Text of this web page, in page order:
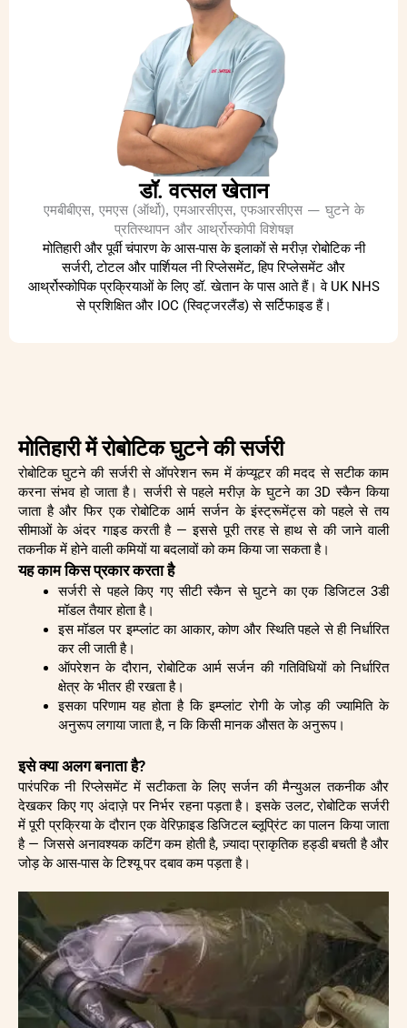
डॉ. वत्सल खेतान
एमबीबीएस, एमएस (ऑर्थो), एमआरसीएस, एफआरसीएस — घुटने के
प्रतिस्थापन और आर्थ्रोस्कोपी विशेषज्ञ
मोतिहारी और पूर्वी चंपारण के आस-पास के इलाकों से मरीज़ रोबोटिक नी
सर्जरी, टोटल और पार्शियल नी रिप्लेसमेंट, हिप रिप्लेसमेंट और
आर्थ्रोस्कोपिक प्रक्रियाओं के लिए डॉ. खेतान के पास आते हैं। वे UK NHS
से प्रशिक्षित और IOC (स्विट्जरलैंड) से सर्टिफाइड हैं।
मोतिहारी में रोबोटिक घुटने की सर्जरी
रोबोटिक घुटने की सर्जरी से ऑपरेशन रूम में कंप्यूटर की मदद से सटीक काम
करना संभव हो जाता है। सर्जरी से पहले मरीज़ के घुटने का 3D स्कैन किया
जाता है और फिर एक रोबोटिक आर्म सर्जन के इंस्ट्रूमेंट्स को पहले से तय
सीमाओं के अंदर गाइड करती है — इससे पूरी तरह से हाथ से की जाने वाली
तकनीक में होने वाली कमियों या बदलावों को कम किया जा सकता है।
यह काम किस प्रकार करता है
सर्जरी से पहले किए गए सीटी स्कैन से घुटने का एक डिजिटल 3डी
मॉडल तैयार होता है।
इस मॉडल पर इम्प्लांट का आकार, कोण और स्थिति पहले से ही निर्धारित
कर ली जाती है।
ऑपरेशन के दौरान, रोबोटिक आर्म सर्जन की गतिविधियों को निर्धारित
क्षेत्र के भीतर ही रखता है।
इसका परिणाम यह होता है कि इम्प्लांट रोगी के जोड़ की ज्यामिति के
अनुरूप लगाया जाता है, न कि किसी मानक औसत के अनुरूप।
इसे क्या अलग बनाता है?
पारंपरिक नी रिप्लेसमेंट में सटीकता के लिए सर्जन की मैन्युअल तकनीक और
देखकर किए गए अंदाज़े पर निर्भर रहना पड़ता है। इसके उलट, रोबोटिक सर्जरी
में पूरी प्रक्रिया के दौरान एक वेरिफ़ाइड डिजिटल ब्लूप्रिंट का पालन किया जाता
है — जिससे अनावश्यक कटिंग कम होती है, ज़्यादा प्राकृतिक हड्डी बचती है और
जोड़ के आस-पास के टिश्यू पर दबाव कम पड़ता है।